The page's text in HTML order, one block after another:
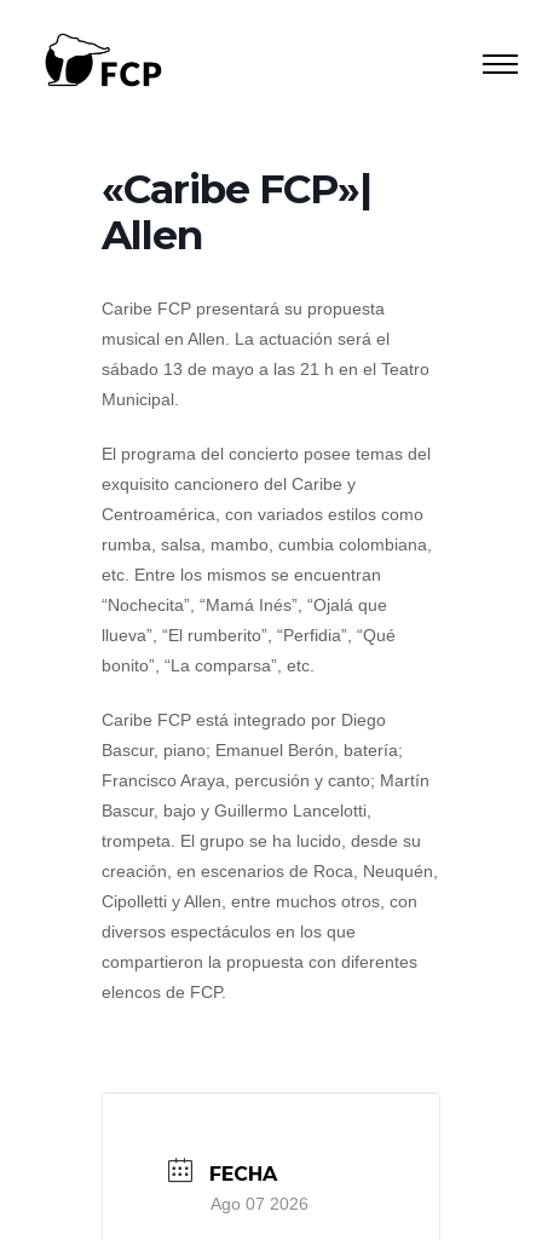
contenido
«Caribe FCP»|
Allen
Caribe FCP presentará su propuesta
musical en Allen. La actuación será el
sábado 13 de mayo a las 21 h en el Teatro
Municipal.
El programa del concierto posee temas del
exquisito cancionero del Caribe y
Centroamérica, con variados estilos como
rumba, salsa, mambo, cumbia colombiana,
etc. Entre los mismos se encuentran
“Nochecita”, “Mamá Inés”, “Ojalá que
llueva”, “El rumberito”, “Perfidia”, “Qué
bonito”, “La comparsa”, etc.
Caribe FCP está integrado por Diego
Bascur, piano; Emanuel Berón, batería;
Francisco Araya, percusión y canto; Martín
Bascur, bajo y Guillermo Lancelotti,
trompeta. El grupo se ha lucido, desde su
creación, en escenarios de Roca, Neuquén,
Cipolletti y Allen, entre muchos otros, con
diversos espectáculos en los que
compartieron la propuesta con diferentes
elencos de FCP.
FECHA
Ago 07 2026